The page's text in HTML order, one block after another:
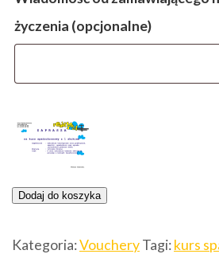
życzenia (opcjonalne)
ilość
spadochronowy
Dodaj do koszyka
Kategoria:VoucheryTagi:kurs